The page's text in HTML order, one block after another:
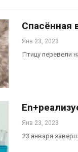
Спасённая
Янв 23, 2023
Птицу перевели
Янв 23, 2023
23 января